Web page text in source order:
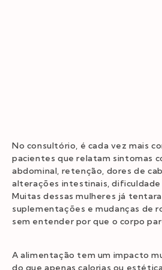
No consultório, é cada vez mais
pacientes que relatam sintomas
abdominal, retenção, dores de
alterações intestinais, dificuldade
Muitas dessas mulheres já
suplementações e mudanças de
sem entender por que o corpo
A alimentação tem um impacto
do que apenas calorias ou